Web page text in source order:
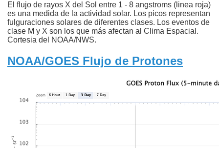
El flujo de rayos X del Sol entre 1 - 8 angstroms (linea roja)
es una medida de la actividad solar. Los picos representan
fulguraciones solares de diferentes clases. Los eventos de
clase M y X son los que más afectan al Clima Espacial.
Cortesia del NOAA/NWS.
NOAA/GOES Flujo de Protones